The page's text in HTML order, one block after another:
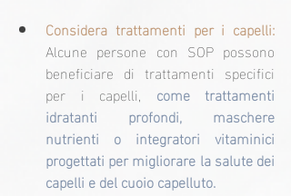
Considera trattamenti per i capelli:
Alcune persone con SOP possono
beneficiare di trattamenti specifici
per i capelli, come trattamenti
idratanti profondi, maschere
nutrienti o integratori vitaminici
progettati per migliorare la salute dei
capelli e del cuoio capelluto.